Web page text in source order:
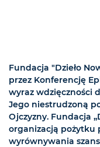
Fundacja "Dzieło
przez Konferencję
wyraz wdzięczności
Jego niestrudzoną
Ojczyzny. Fundacja
organizacją pożytku
wyrównywania